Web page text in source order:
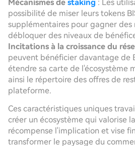
Mécanismes de staking : Les
possibilité de miser leurs tokens
supplémentaires pour gagner des
débloquer des niveaux de
Incitations à la croissance du
peuvent bénéficier davantage de
étendre sa carte de l'écosystème
ainsi le répertoire des offres de
plateforme.
Ces caractéristiques uniques
créer un écosystème qui valorise
récompense l'implication et vise
transformer le paysage du